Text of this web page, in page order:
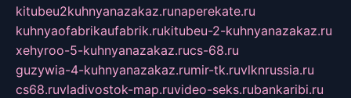
kitubeu2kuhnyanazakaz.runaperekate.ru
kuhnyaofabrikaufabrik.rukitubeu-2-kuhnyanazakaz.ru
xehyroo-5-kuhnyanazakaz.rucs-68.ru
guzywia-4-kuhnyanazakaz.rumir-tk.ruvlknrussia.ru
cs68.ruvladivostok-map.ruvideo-seks.rubankaribi.ru